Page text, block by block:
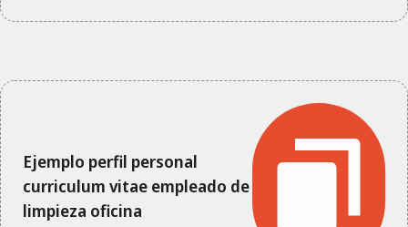
Ejemplo perfil personal
curriculum vitae empleado de
limpieza oficina